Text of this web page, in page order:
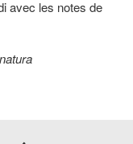
avec les notes de